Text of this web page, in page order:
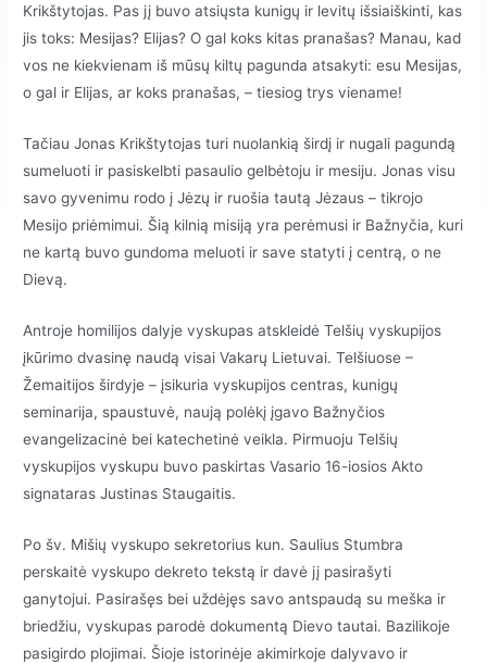
Krikštytojas. Pas jį buvo atsiųsta kunigų ir levitų išsiaiškinti, kas
jis toks: Mesijas? Elijas? O gal koks kitas pranašas? Manau, kad
vos ne kiekvienam iš mūsų kiltų pagunda atsakyti: esu Mesijas,
o gal ir Elijas, ar koks pranašas, – tiesiog trys viename!
Tačiau Jonas Krikštytojas turi nuolankią širdį ir nugali pagundą
sumeluoti ir pasiskelbti pasaulio gelbėtoju ir mesiju. Jonas visu
savo gyvenimu rodo į Jėzų ir ruošia tautą Jėzaus – tikrojo
Mesijo priėmimui. Šią kilnią misiją yra perėmusi ir Bažnyčia, kuri
ne kartą buvo gundoma meluoti ir save statyti į centrą, o ne
Dievą.
Antroje homilijos dalyje vyskupas atskleidė Telšių vyskupijos
įkūrimo dvasinę naudą visai Vakarų Lietuvai. Telšiuose –
Žemaitijos širdyje – įsikuria vyskupijos centras, kunigų
seminarija, spaustuvė, naują polėkį įgavo Bažnyčios
evangelizacinė bei katechetinė veikla. Pirmuoju Telšių
vyskupijos vyskupu buvo paskirtas Vasario 16-iosios Akto
signataras Justinas Staugaitis.
Po šv. Mišių vyskupo sekretorius kun. Saulius Stumbra
perskaitė vyskupo dekreto tekstą ir davė jį pasirašyti
ganytojui. Pasirašęs bei uždėjęs savo antspaudą su meška ir
briedžiu, vyskupas parodė dokumentą Dievo tautai. Bazilikoje
pasigirdo plojimai. Šioje istorinėje akimirkoje dalyvavo ir